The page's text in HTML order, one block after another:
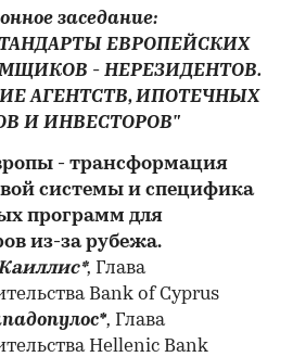
заседание:
ЕВРОПЕЙСКИХ
- НЕРЕЗИДЕНТОВ.
АГЕНТСТВ, ИПОТЕЧНЫХ
И ИНВЕСТОРОВ"
- трансформация
системы и специфика
программ для
из-за рубежа.
, Глава
Bank of Cyprus
, Глава
Hellenic Bank